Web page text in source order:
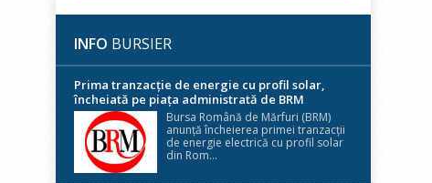
INFO BURSIER
Prima tranzacție de energie cu profil solar,
încheiată pe piața administrată de BRM
Bursa Română de Mărfuri (BRM)
anunță încheierea primei tranzacții
de energie electrică cu profil solar
din Rom...